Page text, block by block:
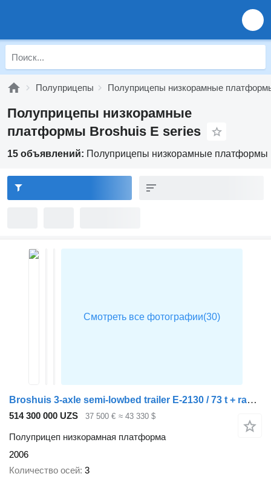
Полуприцепы Полуприцепы низкорамные
Полуприцепы низкорамные
платформы Broshuis E series
15 объявлений: Полуприцепы низкорамные платформы
Broshuis 3-axle semi-lowbed trailer E-2130 / 73 t + ramps
514 300 000 UZS 37 500 € ≈ 43 330 $
Полуприцеп низкорамная платформа
2006
Количество осей 3